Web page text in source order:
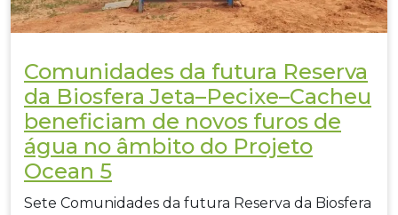
Comunidades da futura Reserva
da Biosfera Jeta–Pecixe–Cacheu
beneficiam de novos furos de
água no âmbito do Projeto
Ocean 5
Sete Comunidades da futura Reserva da Biosfera